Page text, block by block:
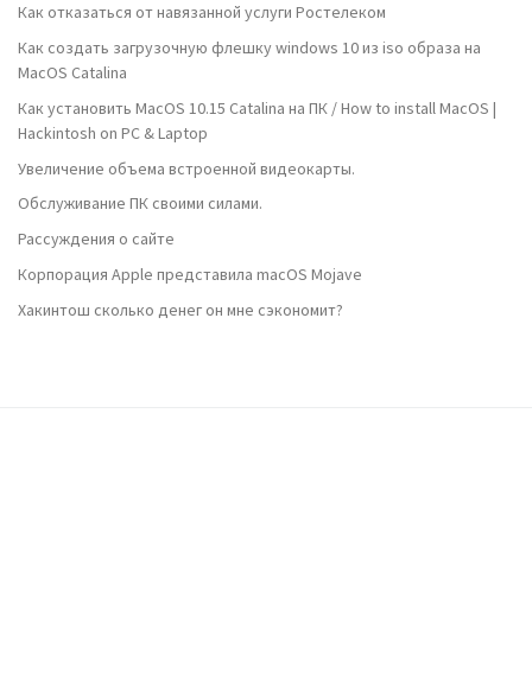
Как отказаться от навязанной услуги Ростелеком
Как создать загрузочную флешку windows 10 из iso образа на
MacOS Catalina
Как установить MacOS 10.15 Catalina на ПК / How to install MacOS |
Hackintosh on PC & Laptop
Увеличение объема встроенной видеокарты.
Обслуживание ПК своими силами.
Рассуждения о сайте
Корпорация Apple представила macOS Mojave
Хакинтош сколько денег он мне сэкономит?